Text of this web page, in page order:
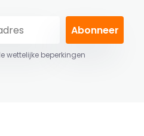
Abonneer
wettelijke beperkingen